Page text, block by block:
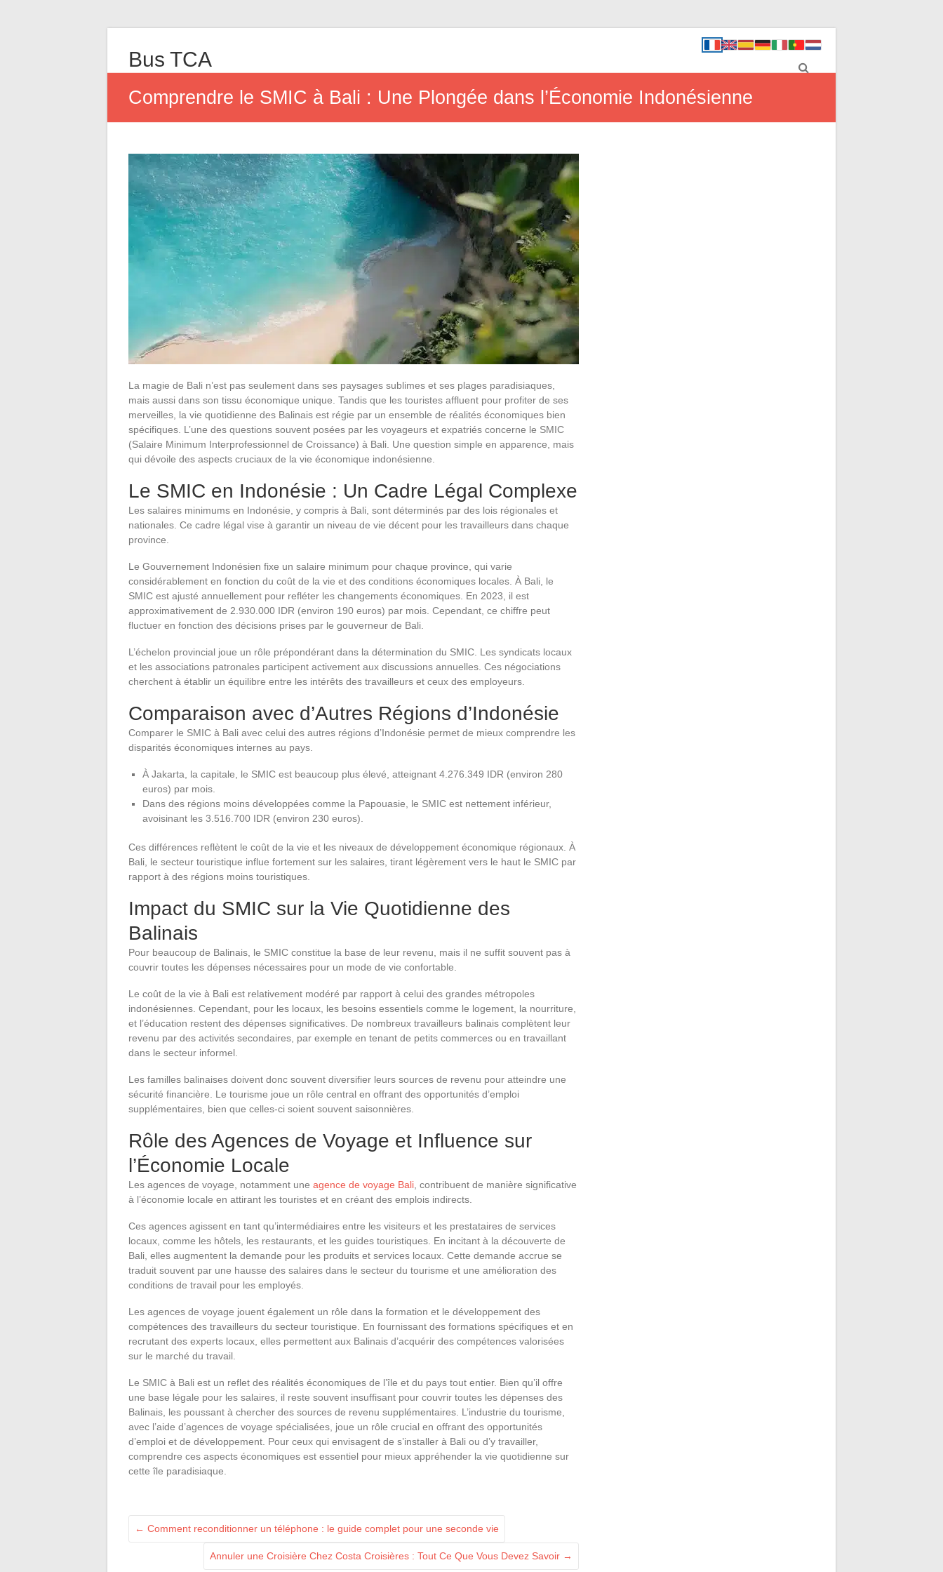
Bus TCA
Comprendre le SMIC à Bali : Une Plongée dans l’Économie Indonésienne
La magie de Bali n’est pas seulement dans ses paysages sublimes et ses plages paradisiaques,
mais aussi dans son tissu économique unique. Tandis que les touristes affluent pour profiter de ses
merveilles, la vie quotidienne des Balinais est régie par un ensemble de réalités économiques bien
spécifiques. L’une des questions souvent posées par les voyageurs et expatriés concerne le SMIC
(Salaire Minimum Interprofessionnel de Croissance) à Bali. Une question simple en apparence, mais
qui dévoile des aspects cruciaux de la vie économique indonésienne.
Le SMIC en Indonésie : Un Cadre Légal Complexe
Les salaires minimums en Indonésie, y compris à Bali, sont déterminés par des lois régionales et
nationales. Ce cadre légal vise à garantir un niveau de vie décent pour les travailleurs dans chaque
province.
Le Gouvernement Indonésien fixe un salaire minimum pour chaque province, qui varie
considérablement en fonction du coût de la vie et des conditions économiques locales. À Bali, le
SMIC est ajusté annuellement pour refléter les changements économiques. En 2023, il est
approximativement de 2.930.000 IDR (environ 190 euros) par mois. Cependant, ce chiffre peut
fluctuer en fonction des décisions prises par le gouverneur de Bali.
L’échelon provincial joue un rôle prépondérant dans la détermination du SMIC. Les syndicats locaux
et les associations patronales participent activement aux discussions annuelles. Ces négociations
cherchent à établir un équilibre entre les intérêts des travailleurs et ceux des employeurs.
Comparaison avec d’Autres Régions d’Indonésie
Comparer le SMIC à Bali avec celui des autres régions d’Indonésie permet de mieux comprendre les
disparités économiques internes au pays.
À Jakarta, la capitale, le SMIC est beaucoup plus élevé, atteignant 4.276.349 IDR (environ 280
euros) par mois.
Dans des régions moins développées comme la Papouasie, le SMIC est nettement inférieur,
avoisinant les 3.516.700 IDR (environ 230 euros).
Ces différences reflètent le coût de la vie et les niveaux de développement économique régionaux. À
Bali, le secteur touristique influe fortement sur les salaires, tirant légèrement vers le haut le SMIC par
rapport à des régions moins touristiques.
Impact du SMIC sur la Vie Quotidienne des
Balinais
Pour beaucoup de Balinais, le SMIC constitue la base de leur revenu, mais il ne suffit souvent pas à
couvrir toutes les dépenses nécessaires pour un mode de vie confortable.
Le coût de la vie à Bali est relativement modéré par rapport à celui des grandes métropoles
indonésiennes. Cependant, pour les locaux, les besoins essentiels comme le logement, la nourriture,
et l’éducation restent des dépenses significatives. De nombreux travailleurs balinais complètent leur
revenu par des activités secondaires, par exemple en tenant de petits commerces ou en travaillant
dans le secteur informel.
Les familles balinaises doivent donc souvent diversifier leurs sources de revenu pour atteindre une
sécurité financière. Le tourisme joue un rôle central en offrant des opportunités d’emploi
supplémentaires, bien que celles-ci soient souvent saisonnières.
Rôle des Agences de Voyage et Influence sur
l’Économie Locale
Les agences de voyage, notamment une agence de voyage Bali , contribuent de manière significative
à l’économie locale en attirant les touristes et en créant des emplois indirects.
Ces agences agissent en tant qu’intermédiaires entre les visiteurs et les prestataires de services
locaux, comme les hôtels, les restaurants, et les guides touristiques. En incitant à la découverte de
Bali, elles augmentent la demande pour les produits et services locaux. Cette demande accrue se
traduit souvent par une hausse des salaires dans le secteur du tourisme et une amélioration des
conditions de travail pour les employés.
Les agences de voyage jouent également un rôle dans la formation et le développement des
compétences des travailleurs du secteur touristique. En fournissant des formations spécifiques et en
recrutant des experts locaux, elles permettent aux Balinais d’acquérir des compétences valorisées
sur le marché du travail.
Le SMIC à Bali est un reflet des réalités économiques de l’île et du pays tout entier. Bien qu’il offre
une base légale pour les salaires, il reste souvent insuffisant pour couvrir toutes les dépenses des
Balinais, les poussant à chercher des sources de revenu supplémentaires. L’industrie du tourisme,
avec l’aide d’agences de voyage spécialisées, joue un rôle crucial en offrant des opportunités
d’emploi et de développement. Pour ceux qui envisagent de s’installer à Bali ou d’y travailler,
comprendre ces aspects économiques est essentiel pour mieux appréhender la vie quotidienne sur
cette île paradisiaque.
← Comment reconditionner un téléphone : le guide complet pour une seconde vie
Annuler une Croisière Chez Costa Croisières : Tout Ce Que Vous Devez Savoir →